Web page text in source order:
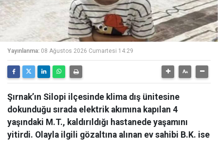
Yayınlanma: 08 Ağustos 2026 Cumartesi 14:29
Şırnak’ın Silopi ilçesinde klima dış ünitesine
dokunduğu sırada elektrik akımına kapılan 4
yaşındaki M.T., kaldırıldığı hastanede yaşamını
yitirdi. Olayla ilgili gözaltına alınan ev sahibi B.K. ise